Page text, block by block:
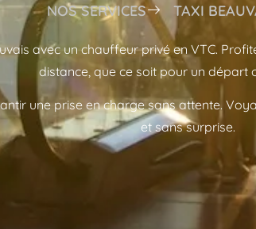
NOS SERVICES TAXI
avec un chauffeur privé en VTC.
distance, que ce soit pour un départ
une prise en charge sans attente.
et sans surprise.